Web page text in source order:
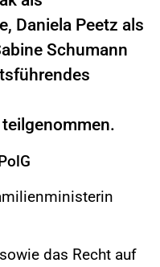
Daniela Peetz als
Schumann
das Recht auf